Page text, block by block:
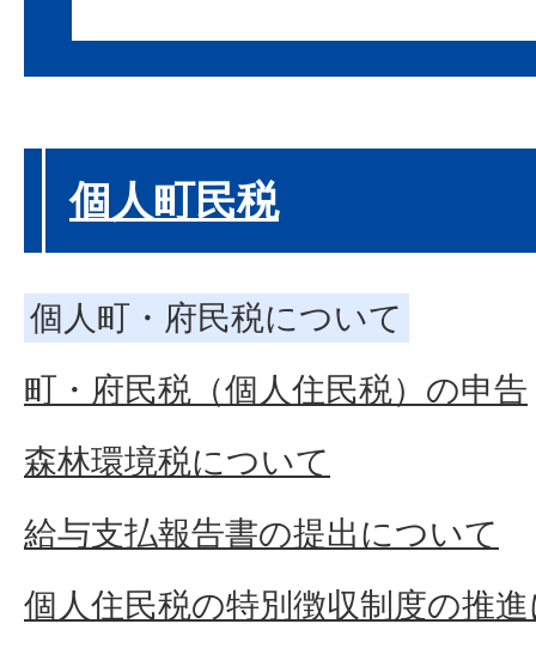
個人町民税
個人町・府民税について
町・府民税（個人住民税）の申告
森林環境税について
給与支払報告書の提出について
個人住民税の特別徴収制度の推